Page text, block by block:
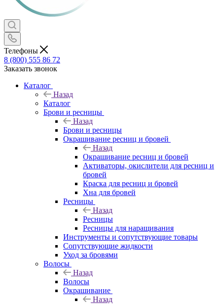
Телефоны
8 (800) 555 86 72
Заказать звонок
Каталог
Назад
Каталог
Брови и ресницы
Назад
Брови и ресницы
Окрашивание ресниц и бровей
Назад
Окрашивание ресниц и бровей
Активаторы, окислители для ресниц и
бровей
Краска для ресниц и бровей
Хна для бровей
Ресницы
Назад
Ресницы
Ресницы для наращивания
Инструменты и сопутствующие товары
Сопутствующие жидкости
Уход за бровями
Волосы
Назад
Волосы
Окрашивание
Назад